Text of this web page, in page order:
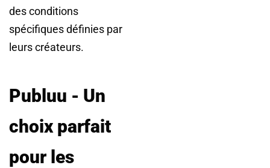
des conditions
spécifiques définies par
leurs créateurs.
Publuu - Un
choix parfait
pour les